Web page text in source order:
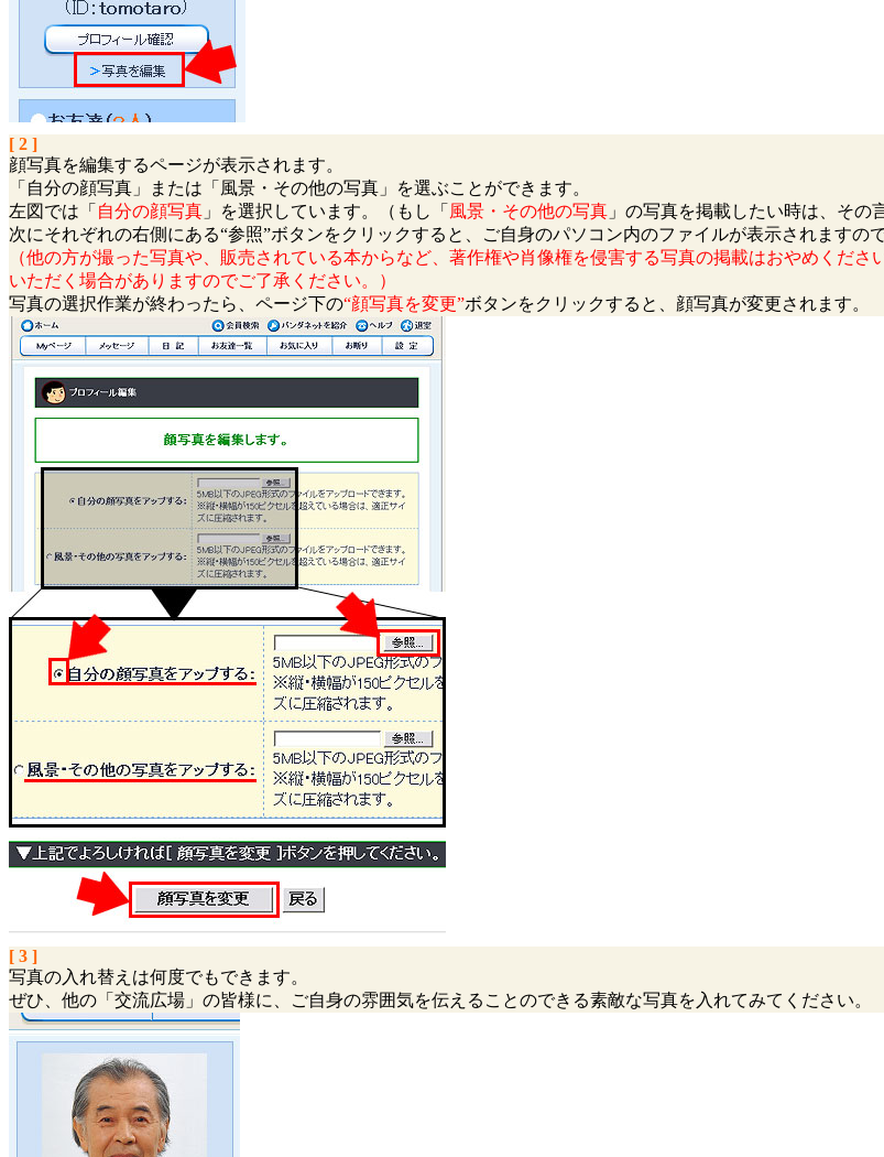
[ 2 ]
顔写真を編集するページが表示されます。
「自分の顔写真」または「風景・その他の写真」を選ぶことができます。
左図では「 自分の顔写真 」を選択しています。（もし「 風景・その他の写真 」の写真を掲載したい時は、その
次にそれぞれの右側にある“参照”ボタンをクリックすると、ご自身のパソコン内のファイルが表示されますの
（他の方が撮った写真や、販売されている本からなど、著作権や肖像権を侵害する写真の掲載はおやめくだ
いただく場合がありますのでご了承ください。）
写真の選択作業が終わったら、ページ下の“顔写真を変更”ボタンをクリックすると、顔写真が変更されます。
[ 3 ]
写真の入れ替えは何度でもできます。
ぜひ、他の「交流広場」の皆様に、ご自身の雰囲気を伝えることのできる素敵な写真を入れてみてください。